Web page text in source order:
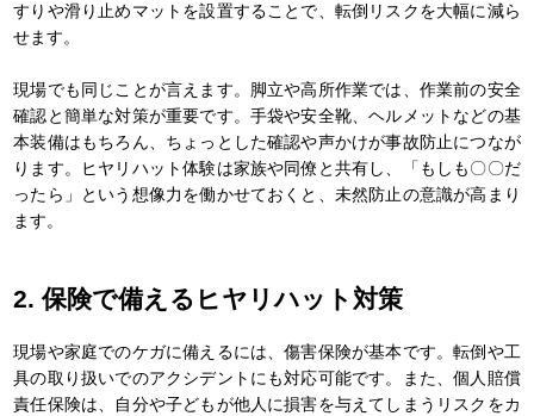
すりや滑り止めマットを設置することで、転倒リスクを大幅に減ら
せます。
現場でも同じことが言えます。脚立や高所作業では、作業前の安全
確認と簡単な対策が重要です。手袋や安全靴、ヘルメットなどの基
本装備はもちろん、ちょっとした確認や声かけが事故防止につなが
ります。ヒヤリハット体験は家族や同僚と共有し、「もしも〇〇だ
ったら」という想像力を働かせておくと、未然防止の意識が高まり
ます。
2. 保険で備えるヒヤリハット対策
現場や家庭でのケガに備えるには、傷害保険が基本です。転倒や工
具の取り扱いでのアクシデントにも対応可能です。また、個人賠償
責任保険は、自分や子どもが他人に損害を与えてしまうリスクをカ